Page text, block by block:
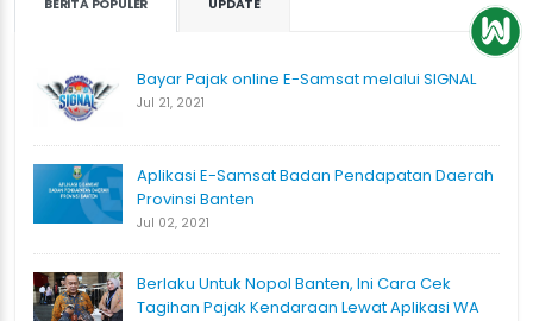
BERITA POPULER UPDATE
Bayar Pajak online E-Samsat melalui SIGNAL
Jul 21, 2021
Aplikasi E-Samsat Badan Pendapatan Daerah
Provinsi Banten
Jul 02, 2021
Berlaku Untuk Nopol Banten, Ini Cara Cek
Tagihan Pajak Kendaraan Lewat Aplikasi WA